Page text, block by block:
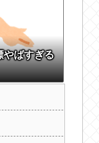
やばすぎる